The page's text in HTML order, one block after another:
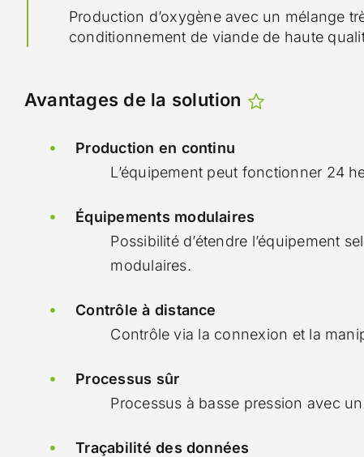
Production d’oxygène avec un mélange
conditionnement de viande de haute
Avantages de la solution
Production en continu
L’équipement peut fonctionner 24
Équipements modulaires
Possibilité d’étendre l’équipement
modulaires.
Contrôle à distance
Contrôle via la connexion et la
Processus sûr
Processus à basse pression avec
Traçabilité des données